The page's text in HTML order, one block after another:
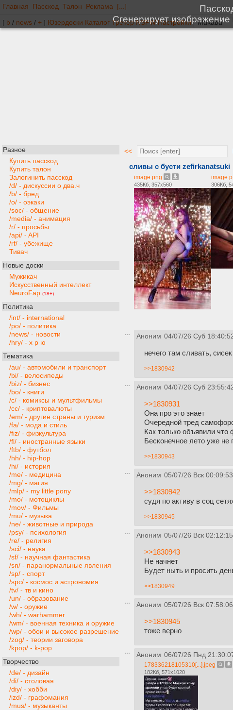
Главная Пасскод Талон Реклама [...]
[ b / news / + ] Юзердоски Каталог Трекер NSFW Настройки
Разное
Купить пасскод
Купить талон
Залогинить пасскод
/d/ - дискуссии о два.ч
/b/ - бред
/o/ - оэкаки
/soc/ - общение
/media/ - анимация
/r/ - просьбы
/api/ - API
/rf/ - убежище
Тивач
Новые доски
Мужикач
Искусственный интеллект
NeuroFap (18+)
Политика
/int/ - international
/po/ - политика
/news/ - новости
/hry/ - х р ю
Тематика
/au/ - автомобили и транспорт
/bi/ - велосипеды
/biz/ - бизнес
/bo/ - книги
/c/ - комиксы и мультфильмы
/cc/ - криптовалюты
/em/ - другие страны и туризм
/fa/ - мода и стиль
/fiz/ - физкультура
/fl/ - иностранные языки
/ftb/ - футбол
/hh/ - hip-hop
/hi/ - история
/me/ - медицина
/mg/ - магия
/mlp/ - my little pony
/mo/ - мотоциклы
/mov/ - Фильмы
/mu/ - музыка
/ne/ - животные и природа
/psy/ - психология
/re/ - религия
/sci/ - наука
/sf/ - научная фантастика
/sn/ - паранормальные явления
/sp/ - спорт
/spc/ - космос и астрономия
/tv/ - тв и кино
/un/ - образование
/w/ - оружие
/wh/ - warhammer
/wm/ - военная техника и оружие
/wp/ - обои и высокое разрешение
/zog/ - теории заговора
/kpop/ - k-pop
Творчество
/de/ - дизайн
/di/ - столовая
/diy/ - хобби
/izd/ - графомания
/mus/ - музыканты
<<
сливы с бусти zefirkanatsuki
image.png
435Кб, 357x560 306Кб,
Аноним 04/07/26 Суб
нечего там сливать,
>>1830942
Аноним 04/07/26 Суб
>>1830931
Она про это знает
Очередной тред
Как только объявили что
Бесконечное лето уже не
>>1830943
Аноним 05/07/26 Вск 00:09:53
>>1830942
судя по активу в соц
>>1830945
Аноним 05/07/26 Вск 02:12:15
>>1830943
Не начнет
Будет ныть и просить
>>1830949
Аноним 05/07/26 Вск 07:58:06
>>1830945
тоже верно
Аноним 06/07/26 Пнд
178336218105310[...].jpeg
182Кб, 571x1020